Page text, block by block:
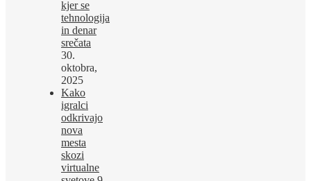
kjer se
tehnologija
in denar
srečata
30.
oktobra,
2025
Kako
igralci
odkrivajo
nova
mesta
skozi
virtualne